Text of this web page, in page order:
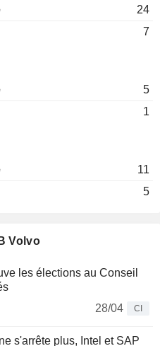
Volvo
les élections au Conseil
28/04
CI
s'arrête plus, Intel et SAP
24
7
5
1
11
5